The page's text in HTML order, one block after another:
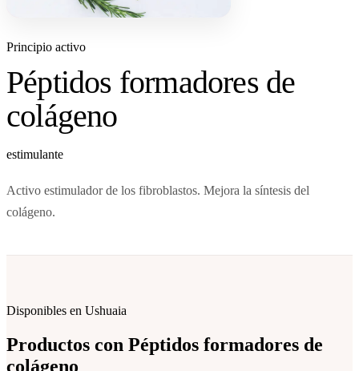
Principio activo
Péptidos formadores de
colágeno
estimulante
Activo estimulador de los fibroblastos. Mejora la síntesis del
colágeno.
Disponibles en Ushuaia
Productos con Péptidos formadores de
colágeno